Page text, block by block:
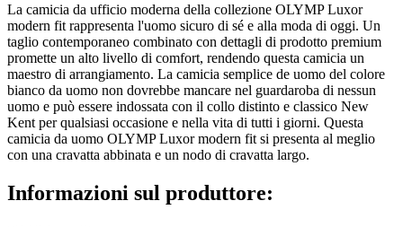
La camicia da ufficio moderna della collezione OLYMP Luxor
modern fit rappresenta l'uomo sicuro di sé e alla moda di oggi. Un
taglio contemporaneo combinato con dettagli di prodotto premium
promette un alto livello di comfort, rendendo questa camicia un
maestro di arrangiamento. La camicia semplice de uomo del colore
bianco da uomo non dovrebbe mancare nel guardaroba di nessun
uomo e può essere indossata con il collo distinto e classico New
Kent per qualsiasi occasione e nella vita di tutti i giorni. Questa
camicia da uomo OLYMP Luxor modern fit si presenta al meglio
con una cravatta abbinata e un nodo di cravatta largo.
Informazioni sul produttore: